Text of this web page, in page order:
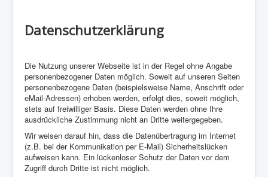
Datenschutzerklärung
Die Nutzung unserer Webseite ist in der Regel ohne Angabe
personenbezogener Daten möglich. Soweit auf unseren Seiten
personenbezogene Daten (beispielsweise Name, Anschrift oder
eMail-Adressen) erhoben werden, erfolgt dies, soweit möglich,
stets auf freiwilliger Basis. Diese Daten werden ohne Ihre
ausdrückliche Zustimmung nicht an Dritte weitergegeben.
Wir weisen darauf hin, dass die Datenübertragung im Internet
(z.B. bei der Kommunikation per E-Mail) Sicherheitslücken
aufweisen kann. Ein lückenloser Schutz der Daten vor dem
Zugriff durch Dritte ist nicht möglich.